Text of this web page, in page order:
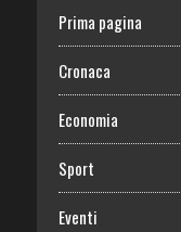
Prima pagina
Cronaca
Economia
Sport
Eventi